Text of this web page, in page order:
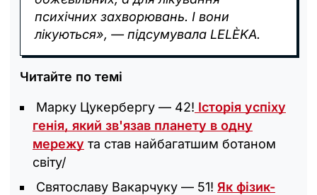
психічних захворювань. І вони
лікуються», — підсумувала LELÈKA.
Читайте по темі
Марку Цукербергу — 42! Історія успіху
генія, який зв'язав планету в одну
мережу та став найбагатшим ботаном
світу/
Святославу Вакарчуку — 51! Як фізик-